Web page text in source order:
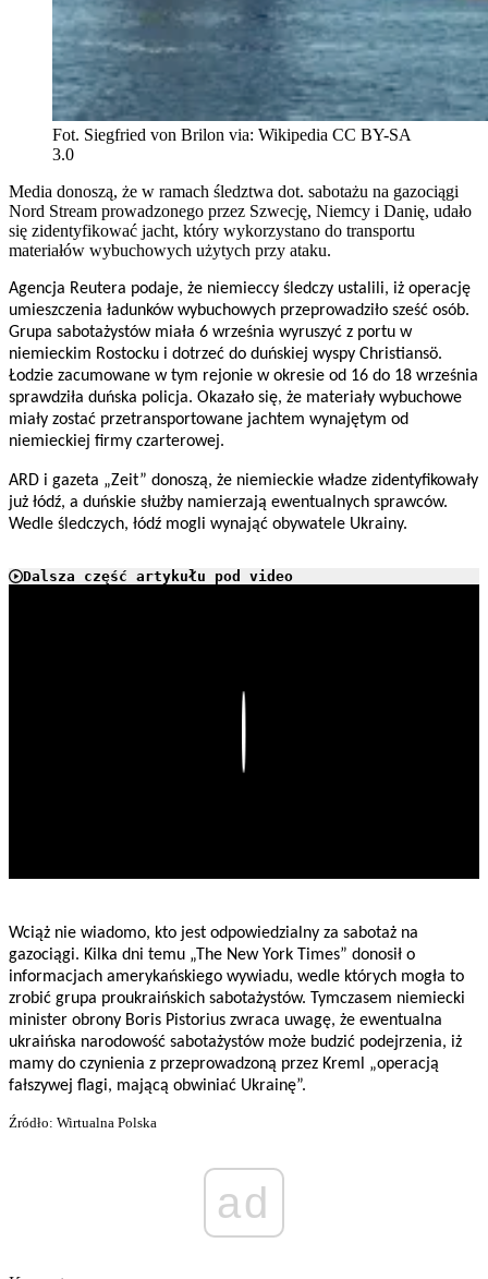
Fot. Siegfried von Brilon via: Wikipedia CC BY-SA
3.0
Media donoszą, że w ramach śledztwa dot. sabotażu na gazociągi
Nord Stream prowadzonego przez Szwecję, Niemcy i Danię, udało
się zidentyfikować jacht, który wykorzystano do transportu
materiałów wybuchowych użytych przy ataku.
Agencja Reutera podaje, że niemieccy śledczy ustalili, iż operację
umieszczenia ładunków wybuchowych przeprowadziło sześć osób.
Grupa sabotażystów miała 6 września wyruszyć z portu w
niemieckim Rostocku i dotrzeć do duńskiej wyspy Christiansö.
Łodzie zacumowane w tym rejonie w okresie od 16 do 18 września
sprawdziła duńska policja. Okazało się, że materiały wybuchowe
miały zostać przetransportowane jachtem wynajętym od
niemieckiej firmy czarterowej.
ARD i gazeta „Zeit” donoszą, że niemieckie władze zidentyfikowały
już łódź, a duńskie służby namierzają ewentualnych sprawców.
Wedle śledczych, łódź mogli wynająć obywatele Ukrainy.
Dalsza część artykułu pod video
Wciąż nie wiadomo, kto jest odpowiedzialny za sabotaż na
gazociągi. Kilka dni temu „The New York Times” donosił o
informacjach amerykańskiego wywiadu, wedle których mogła to
zrobić grupa proukraińskich sabotażystów. Tymczasem niemiecki
minister obrony Boris Pistorius zwraca uwagę, że ewentualna
ukraińska narodowość sabotażystów może budzić podejrzenia, iż
mamy do czynienia z przeprowadzoną przez Kreml „operacją
fałszywej flagi, mającą obwiniać Ukrainę”.
Źródło: Wirtualna Polska
ad